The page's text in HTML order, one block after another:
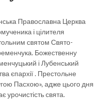
Православна Церква
і цілителя
святом Свято-
Божественну
і Лубенський
єпархії . Престольне
Пасхою», адже цього дня
урочистість свята.